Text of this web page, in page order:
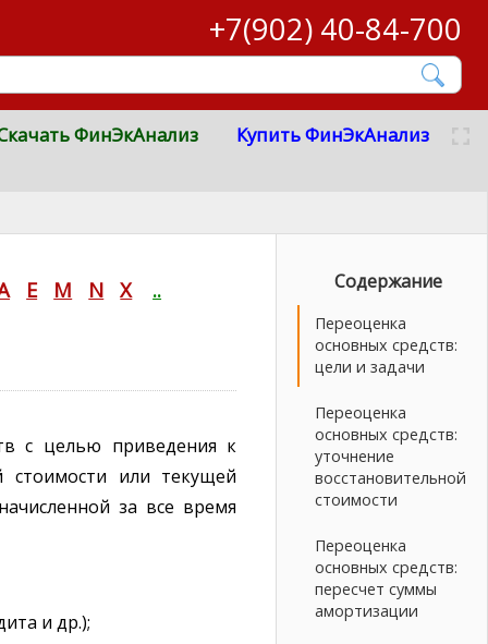
+7(902) 40-84-700
ФинЭкАнализ Купить ФинЭкАнализ
E M N X ..
с целью приведения к
стоимости или текущей
за все время
и др.);
Содержание
Переоценка
основных средств:
цели и задачи
Переоценка
основных средств:
уточнение
восстановительной
стоимости
Переоценка
основных средств:
пересчет суммы
амортизации